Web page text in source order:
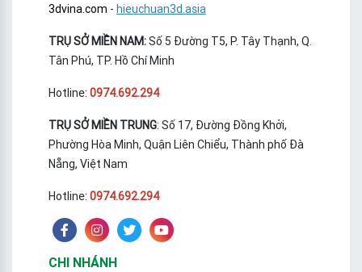
3dvina.com - hieuchuan3d.asia
TRỤ SỞ MIỀN NAM:Số 5 Đường T5, P. Tây Thạnh, Q.
Tân Phú, TP. Hồ Chí Minh
Hotline: 0974.692.294
TRỤ SỞ MIỀN TRUNG: Số 17, Đường Đồng Khởi,
Phường Hòa Minh, Quận Liên Chiểu, Thành phố Đà
Nẵng, Việt Nam
Hotline: 0974.692.294
CHI NHÁNH